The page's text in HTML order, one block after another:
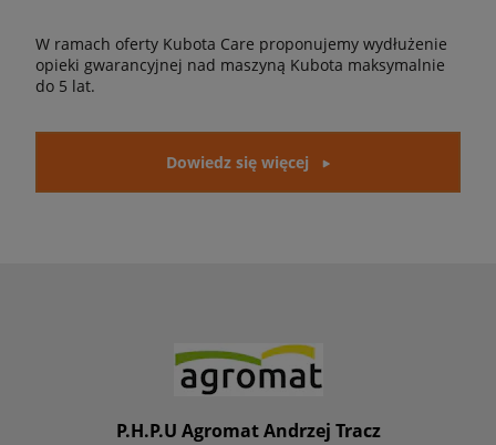
W ramach oferty Kubota Care proponujemy wydłużenie
opieki gwarancyjnej nad maszyną Kubota maksymalnie
do 5 lat.
Dowiedz się więcej
P.H.P.U Agromat Andrzej Tracz